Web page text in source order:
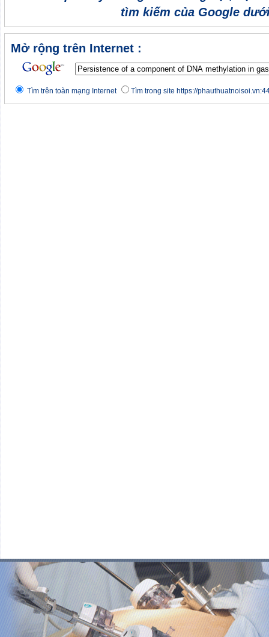
tìm kiếm của Google
Mở rộng trên Internet :
Tìm trên toàn mạng Internet Tìm trong site https://